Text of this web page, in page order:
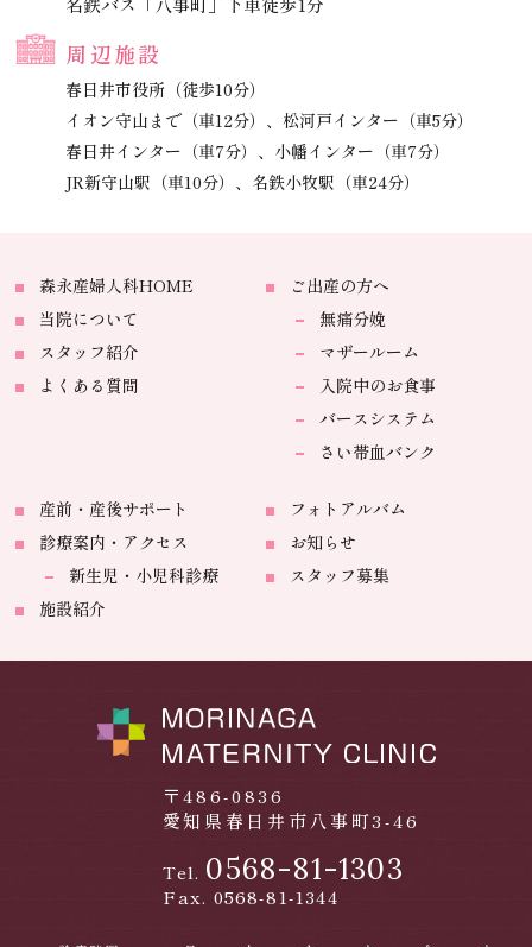
周辺施設
春日井市役所（徒歩10分）
イオン守山まで（車12分）、松河戸インター（車5分）
春日井インター（車7分）、 小幡インター（車7分）
JR新守山駅（車10分）、 名鉄小牧駅（車24分）
森永産婦人科HOME
当院について
スタッフ紹介
よくある質問
ご出産の方へ
無痛分娩
マザールーム
入院中のお食事
バースシステム
さい帯血バンク
産前・産後サポート
診療案内・アクセス
新生児・小児科診療
施設紹介
フォトアルバム
お知らせ
スタッフ募集
〒486-0836
愛知県春日井市八事町3-46
Tel. 0568-81-1303
Fax. 0568-81-1344